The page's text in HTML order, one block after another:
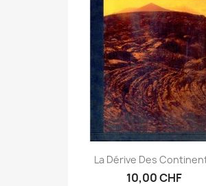
La Dérive Des
10,00 CHF